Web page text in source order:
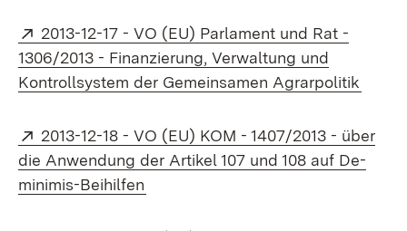
Extern:
2013-12-17 - VO (EU) Parlament und Rat -
1306/2013 - Finanzierung, Verwaltung und
Kontrollsystem der Gemeinsamen Agrarpolitik
Extern:
2013-12-18 - VO (EU) KOM - 1407/2013 - über
die Anwendung der Artikel 107 und 108 auf De-
minimis-Beihilfen